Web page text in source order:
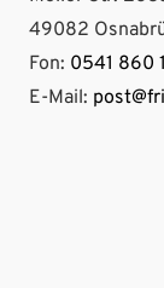
49082
Fon: 0541 860
E-Mail: